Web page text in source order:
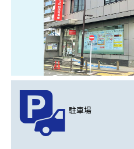
駐車場